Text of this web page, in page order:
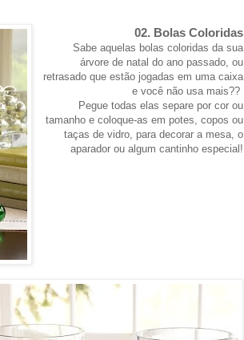
02. Bolas Coloridas
Sabe aquelas bolas coloridas da sua
árvore de natal do ano passado, ou
retrasado que estão jogadas em uma caixa
e você não usa mais??
Pegue todas elas separe por cor ou
tamanho e coloque-as em potes, copos ou
taças de vidro, para decorar a mesa, o
aparador ou algum cantinho especial!